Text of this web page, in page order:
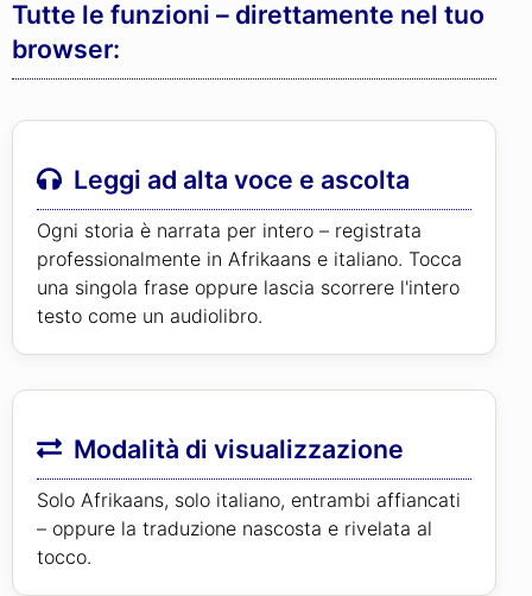
Tutte le funzioni – direttamente nel tuo
browser:
Leggi ad alta voce e ascolta
Ogni storia è narrata per intero – registrata
professionalmente in Afrikaans e italiano. Tocca
una singola frase oppure lascia scorrere l'intero
testo come un audiolibro.
Modalità di visualizzazione
Solo Afrikaans, solo italiano, entrambi affiancati
– oppure la traduzione nascosta e rivelata al
tocco.